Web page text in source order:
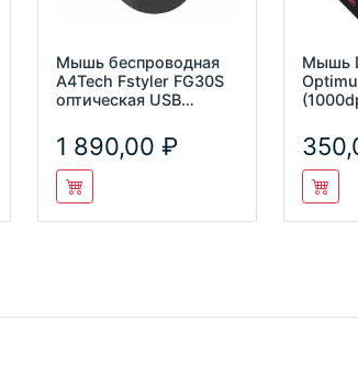
Мышь беспроводная
A4Tech Fstyler FG30S
оптическая USB
1 890,00
Мышь